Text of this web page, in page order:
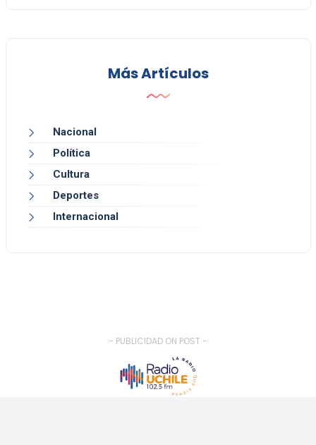
Más Artículos
Nacional
Política
Cultura
Deportes
Internacional
- PUBLICIDAD ON POST -